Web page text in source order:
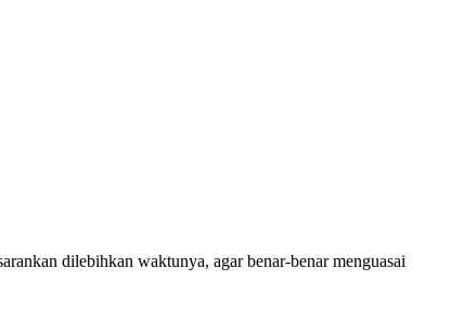
dilebihkan waktunya, agar benar-benar menguasai